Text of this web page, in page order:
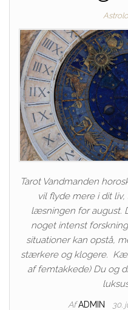
Tarot Vandmanden
vil flyde mere i dit
læsningen for august.
noget intenst
situationer kan opstå,
stærkere og klogere.
af femtakkede) Du og
Af ADMIN 30.